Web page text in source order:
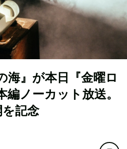
海』が本日『金曜ロ
ノーカット放送。
記念